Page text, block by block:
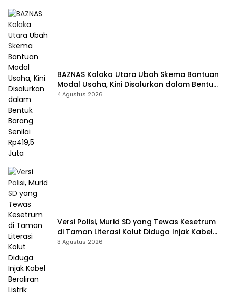
BAZNAS Kolaka Utara Ubah Skema Bantuan
Modal Usaha, Kini Disalurkan dalam Bentuk
Barang Senilai Rp419,5 Juta
4 Agustus 2026
Versi Polisi, Murid SD yang Tewas Kesetrum
di Taman Literasi Kolut Diduga Injak Kabel
Beraliran Listrik
3 Agustus 2026